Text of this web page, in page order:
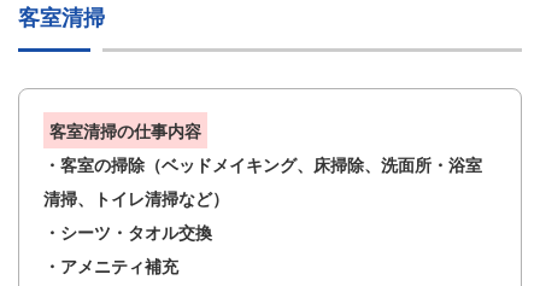
客室清掃
客室清掃の仕事内容
・客室の掃除（ベッドメイキング、床掃除、洗面所・浴室
清掃、トイレ清掃など）
・シーツ・タオル交換
・アメニティ補充